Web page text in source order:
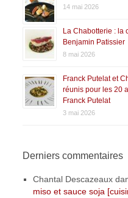
14 mai 2026
La Chabotterie : la
Benjamin Patissier
8 mai 2026
Franck Putelat et
réunis pour les 20
Franck Putelat
3 mai 2026
Derniers commentaires
Chantal Descazeaux
miso et sauce soja